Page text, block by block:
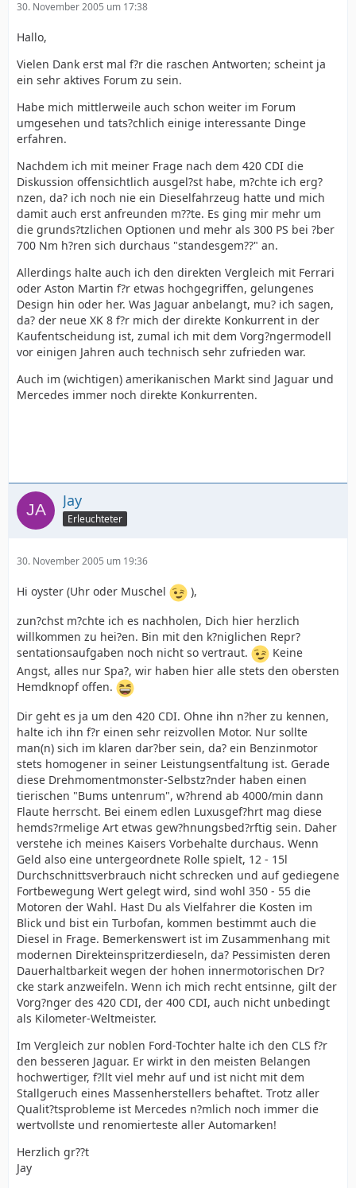
30. November 2005 um 17:38
Hallo,
Vielen Dank erst mal f?r die raschen Antworten; scheint ja
ein sehr aktives Forum zu sein.
Habe mich mittlerweile auch schon weiter im Forum
umgesehen und tats?chlich einige interessante Dinge
erfahren.
Nachdem ich mit meiner Frage nach dem 420 CDI die
Diskussion offensichtlich ausgel?st habe, m?chte ich erg?
nzen, da? ich noch nie ein Dieselfahrzeug hatte und mich
damit auch erst anfreunden m??te. Es ging mir mehr um
die grunds?tzlichen Optionen und mehr als 300 PS bei ?ber
700 Nm h?ren sich durchaus "standesgem??" an.
Allerdings halte auch ich den direkten Vergleich mit Ferrari
oder Aston Martin f?r etwas hochgegriffen, gelungenes
Design hin oder her. Was Jaguar anbelangt, mu? ich sagen,
da? der neue XK 8 f?r mich der direkte Konkurrent in der
Kaufentscheidung ist, zumal ich mit dem Vorg?ngermodell
vor einigen Jahren auch technisch sehr zufrieden war.
Auch im (wichtigen) amerikanischen Markt sind Jaguar und
Mercedes immer noch direkte Konkurrenten.
Jay
Erleuchteter
30. November 2005 um 19:36
Hi oyster (Uhr oder Muschel
),
zun?chst m?chte ich es nachholen, Dich hier herzlich
willkommen zu hei?en. Bin mit den k?niglichen Repr?
sentationsaufgaben noch nicht so vertraut.
Keine
Angst, alles nur Spa?, wir haben hier alle stets den obersten
Hemdknopf offen.
Dir geht es ja um den 420 CDI. Ohne ihn n?her zu kennen,
halte ich ihn f?r einen sehr reizvollen Motor. Nur sollte
man(n) sich im klaren dar?ber sein, da? ein Benzinmotor
stets homogener in seiner Leistungsentfaltung ist. Gerade
diese Drehmomentmonster-Selbstz?nder haben einen
tierischen "Bums untenrum", w?hrend ab 4000/min dann
Flaute herrscht. Bei einem edlen Luxusgef?hrt mag diese
hemds?rmelige Art etwas gew?hnungsbed?rftig sein. Daher
verstehe ich meines Kaisers Vorbehalte durchaus. Wenn
Geld also eine untergeordnete Rolle spielt, 12 - 15l
Durchschnittsverbrauch nicht schrecken und auf gediegene
Fortbewegung Wert gelegt wird, sind wohl 350 - 55 die
Motoren der Wahl. Hast Du als Vielfahrer die Kosten im
Blick und bist ein Turbofan, kommen bestimmt auch die
Diesel in Frage. Bemerkenswert ist im Zusammenhang mit
modernen Direkteinspritzerdieseln, da? Pessimisten deren
Dauerhaltbarkeit wegen der hohen innermotorischen Dr?
cke stark anzweifeln. Wenn ich mich recht entsinne, gilt der
Vorg?nger des 420 CDI, der 400 CDI, auch nicht unbedingt
als Kilometer-Weltmeister.
Im Vergleich zur noblen Ford-Tochter halte ich den CLS f?r
den besseren Jaguar. Er wirkt in den meisten Belangen
hochwertiger, f?llt viel mehr auf und ist nicht mit dem
Stallgeruch eines Massenherstellers behaftet. Trotz aller
Qualit?tsprobleme ist Mercedes n?mlich noch immer die
wertvollste und renomierteste aller Automarken!
Herzlich gr??t
Jay